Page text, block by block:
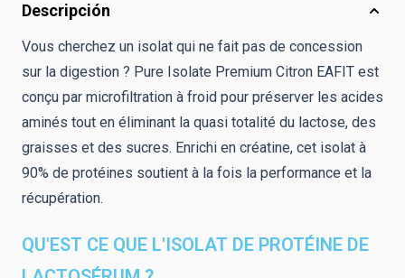
Descripción
Vous cherchez un isolat qui ne fait pas de concession
sur la digestion ? Pure Isolate Premium Citron EAFIT est
conçu par microfiltration à froid pour préserver les acides
aminés tout en éliminant la quasi totalité du lactose, des
graisses et des sucres. Enrichi en créatine, cet isolat à
90% de protéines soutient à la fois la performance et la
récupération.
QU'EST CE QUE L'ISOLAT DE PROTÉINE DE